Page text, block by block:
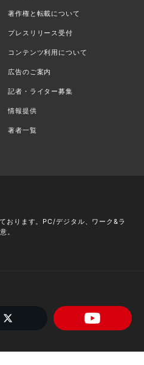
著作権と転載について
プレスリリース受付
コンテンツ利用について
広告のご案内
記者・ライター募集
情報提供
著者一覧
おります。PC/デジタル、ワーク&ラ
。